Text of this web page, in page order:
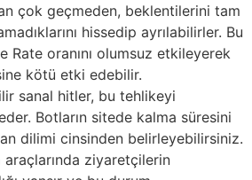
çok geçmeden, beklentilerini tam
hissedip ayrılabilirler. Bu
Rate oranını olumsuz etkileyerek
kötü etki edebilir.
sanal hitler, bu tehlikeyi
Botların sitede kalma süresini
dilimi cinsinden belirleyebilirsiniz.
ziyaretçilerin